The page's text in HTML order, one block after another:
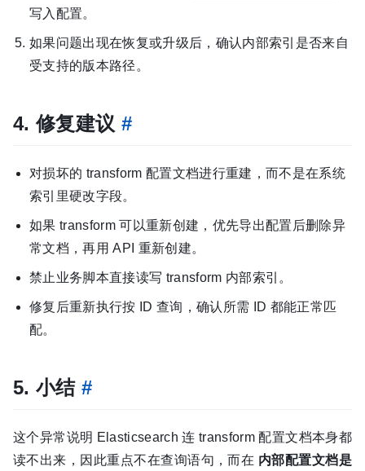
写入配置。
如果问题出现在恢复或升级后，确认内部索引是否来自
受支持的版本路径。
4. 修复建议 #
对损坏的 transform 配置文档进行重建，而不是在系统
索引里硬改字段。
如果 transform 可以重新创建，优先导出配置后删除异
常文档，再用 API 重新创建。
禁止业务脚本直接读写 transform 内部索引。
修复后重新执行按 ID 查询，确认所需 ID 都能正常匹
配。
5. 小结 #
这个异常说明 Elasticsearch 连 transform 配置文档本身都
读不出来，因此重点不在查询语句，而在 内部配置文档是